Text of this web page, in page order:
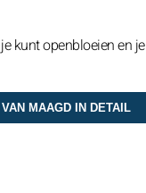
kunt openbloeien en je